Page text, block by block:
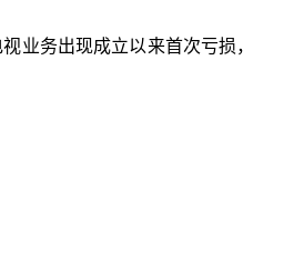
业务出现成立以来首次亏损，